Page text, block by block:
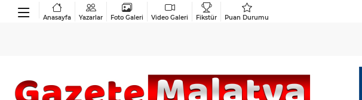
Anasayfa Yazarlar Foto Galeri Video Galeri Fikstür Puan Durumu